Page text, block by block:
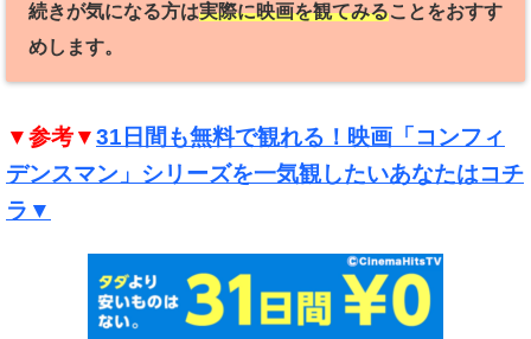
続きが気になる方は実際に映画を観てみることをおすす
めします。
▼参考▼31日間も無料で観れる！映画「コンフィ
デンスマン」シリーズを一気観したいあなたはコチ
ラ▼